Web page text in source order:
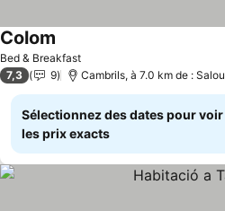
Bed & Breakfast
Colom
7,3 9 Cambrils, à 7.0 km de : Salou
Sélectionnez des dates pour voir
les prix exacts